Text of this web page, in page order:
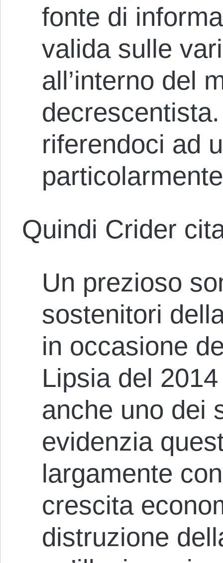
fonte di
valida sulle
all’interno del
riferendoci ad
Quindi Crider
Un prezioso
sostenitori
in occasione
Lipsia del
anche uno dei
evidenzia
largamente
crescita
distruzione